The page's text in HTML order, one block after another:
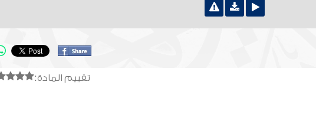
تقييم المادة: